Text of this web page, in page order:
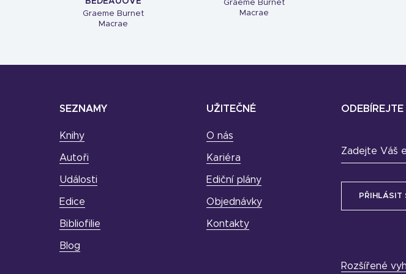
Graeme Burnet
Macrae
Graeme Burnet
Macrae
SEZNAMY
Knihy
Autoři
Události
Edice
Bibliofilie
Blog
UŽITEČNÉ
O nás
Kariéra
Ediční plány
Objednávky
Kontakty
Zadejte Váš
Rozšířené